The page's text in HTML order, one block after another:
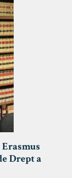
Drept a